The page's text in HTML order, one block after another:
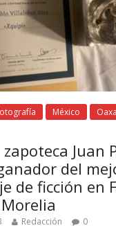
México
zapoteca Juan
del
de ficción en
Redacción 0